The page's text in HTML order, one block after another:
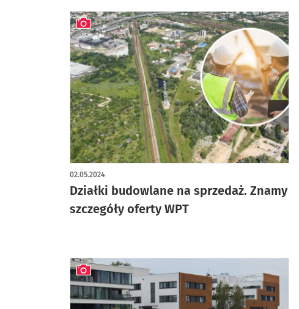
Działki budowlane na sprzedaż. Znamy
szczegóły oferty WPT
02.05.2024
artykuł z galerią zdjęć